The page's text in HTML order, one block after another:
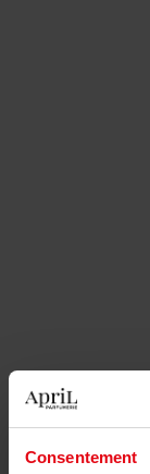
Consentement
19,00 €
Couleur
25 73